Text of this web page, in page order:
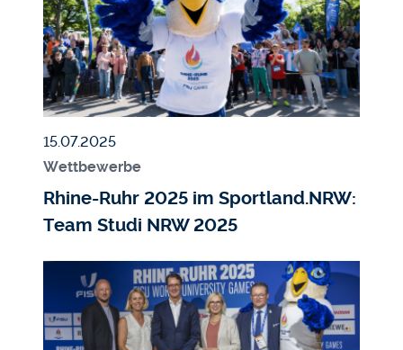
Veröffentlicht am
15.07.2025
Wettbewerbe
Rhine-Ruhr 2025 im Sportland.NRW:
Team Studi NRW 2025
Bildmedium